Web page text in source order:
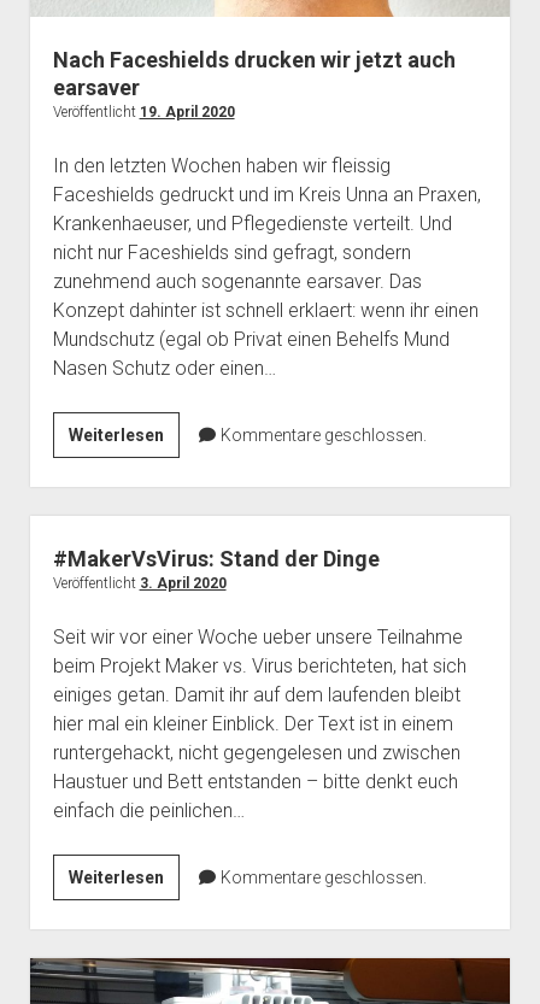
Telefon
dropdown
menu
Webservices
Datenschutzerklärung und Verfügbarkeit der Dienste
Der Verein
open
(Förder)Mitglied werden
Spenden
Impressum
Nach Faceshields drucken wir jetzt auch
earsaver
Veröffentlicht 19. April 2020
In den letzten Wochen haben wir fleissig
Faceshields gedruckt und im Kreis Unna an Praxen,
Krankenhaeuser, und Pflegedienste verteilt. Und
nicht nur Faceshields sind gefragt, sondern
zunehmend auch sogenannte earsaver. Das
Konzept dahinter ist schnell erklaert: wenn ihr einen
Mundschutz (egal ob Privat einen Behelfs Mund
Nasen Schutz oder einen…
WeiterlesenNach
Faceshields
drucken
wir
jetzt
auch
Kommentare geschlossen.
#MakerVsVirus: Stand der Dinge
Veröffentlicht 3. April 2020
Seit wir vor einer Woche ueber unsere Teilnahme
beim Projekt Maker vs. Virus berichteten, hat sich
einiges getan. Damit ihr auf dem laufenden bleibt
hier mal ein kleiner Einblick. Der Text ist in einem
runtergehackt, nicht gegengelesen und zwischen
Haustuer und Bett entstanden – bitte denkt euch
einfach die peinlichen…
Weiterlesen#MakerVsVirus:
Stand
der
Dinge
Kommentare geschlossen.